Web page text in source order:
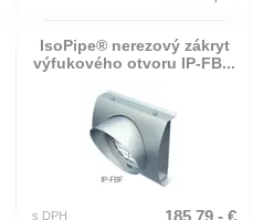
IsoPipe® nerezový zákryt
výfukového otvoru IP-FB...
s DPH 185.79,- €